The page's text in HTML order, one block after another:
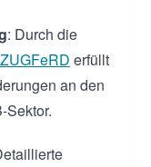
: Durch die
erfüllt
an den
Sektor.